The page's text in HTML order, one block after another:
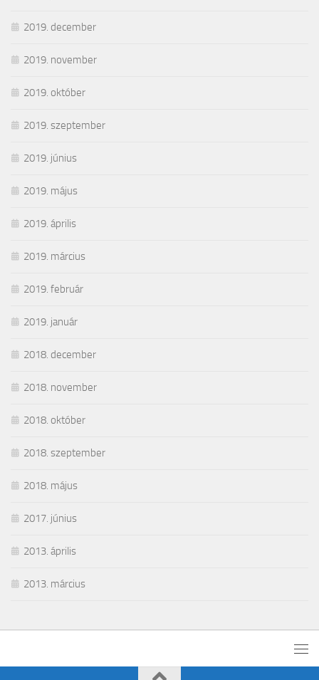
2019. december
2019. november
2019. október
2019. szeptember
2019. június
2019. május
2019. április
2019. március
2019. február
2019. január
2018. december
2018. november
2018. október
2018. szeptember
2018. május
2017. június
2013. április
2013. március